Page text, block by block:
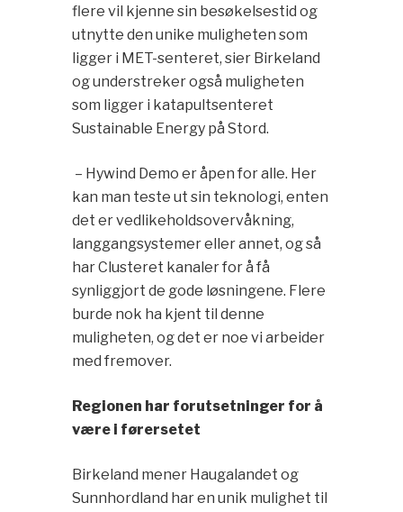
flere vil kjenne sin besøkelsestid og
utnytte den unike muligheten som
ligger i MET-senteret, sier Birkeland
og understreker også muligheten
som ligger i katapultsenteret
Sustainable Energy på Stord.
– Hywind Demo er åpen for alle. Her
kan man teste ut sin teknologi, enten
det er vedlikeholdsovervåkning,
langgangsystemer eller annet, og så
har Clusteret kanaler for å få
synliggjort de gode løsningene. Flere
burde nok ha kjent til denne
muligheten, og det er noe vi arbeider
med fremover.
Regionen har forutsetninger for å
være i førersetet
Birkeland mener Haugalandet og
Sunnhordland har en unik mulighet til